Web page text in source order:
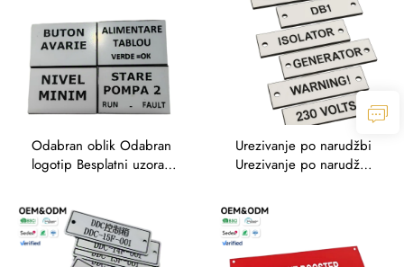
Odabran oblik Odabran
logotip Besplatni uzorak
Oznaka materijal Trafolit
Tag ploča
Urezivanje po narudžbi
Urezivanje po narudžbi
umjetničko djelo Veliki
popust za oznake Oznake
Oznake Trafolitna gravura